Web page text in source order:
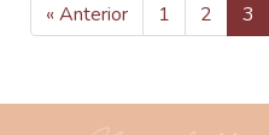
« Anterior 1 2 3